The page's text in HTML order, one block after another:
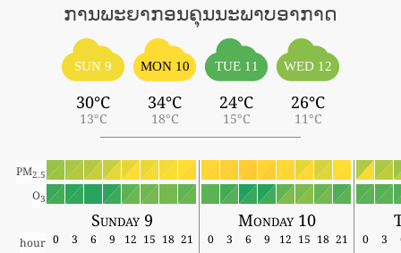
ການພະຍາກອນຄຸນນະພາບອາກາດ
SUN 9
30°C
13°C
MON 10
34°C
18°C
TUE 11
24°C
15°C
WED 12
26°C
11°C
PM2.5
O3
Sunday 9 Monday 10
hour 0 3 6 9 12 15 18 21 0 3 6 9 12 15 18 21 0 3